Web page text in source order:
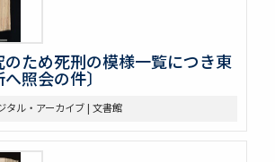
のため死刑の模様一覧につき東
照会の件〕
タル・アーカイブ | 文書館